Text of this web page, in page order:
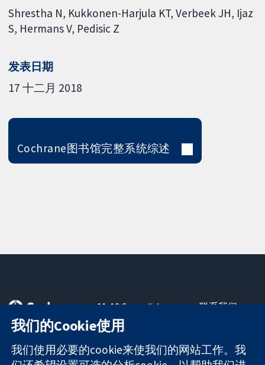
Shrestha N Kukkonen-Harjula KT Verbeek JH Ijaz
S Hermans V Pedisic Z
发表日期
17 十二月 2018
Cochrane图书馆完整系统综述
可信任的证据
知情决定
更完善的医疗健
11-13 Cavendish
Square
London
W1G 0AN
United Kingdom
联系我们
关于我们
工作机会
我们的Cookie使用
我们使用必要的cookie来使我们的网站工作。我